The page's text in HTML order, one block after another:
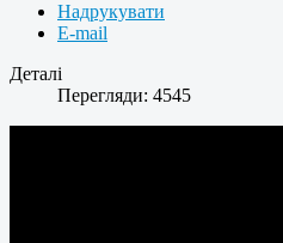
Надрукувати
E-mail
Деталі
Перегляди: 4545